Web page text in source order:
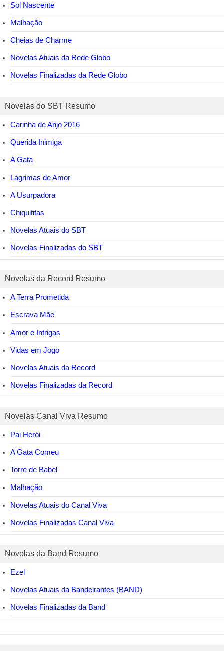
Sol Nascente
Malhação
Cheias de Charme
Novelas Atuais da Rede Globo
Novelas Finalizadas da Rede Globo
Novelas do SBT Resumo
Carinha de Anjo 2016
Querida Inimiga
A Gata
Lágrimas de Amor
A Usurpadora
Chiquititas
Novelas Atuais do SBT
Novelas Finalizadas do SBT
Novelas da Record Resumo
A Terra Prometida
Escrava Mãe
Amor e Intrigas
Vidas em Jogo
Novelas Atuais da Record
Novelas Finalizadas da Record
Novelas Canal Viva Resumo
Pai Herói
A Gata Comeu
Torre de Babel
Malhação
Novelas Atuais do Canal Viva
Novelas Finalizadas Canal Viva
Novelas da Band Resumo
Ezel
Novelas Atuais da Bandeirantes (BAND)
Novelas Finalizadas da Band